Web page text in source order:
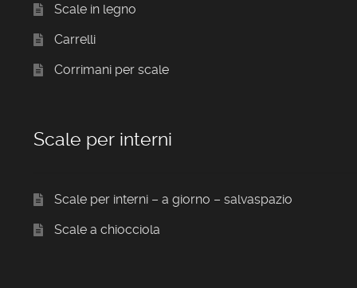
Scale in legno
Carrelli
Corrimani per scale
Scale per interni
Scale per interni – a giorno – salvaspazio
Scale a chiocciola